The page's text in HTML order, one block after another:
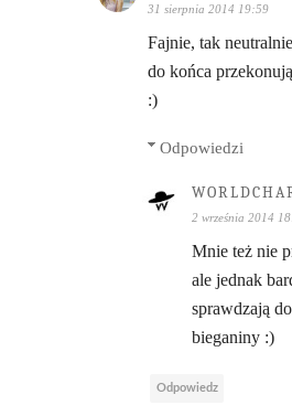
31 sierpnia 2014 19:59
Fajnie, tak
do końca
:)
Odpowiedzi
2 września 2014
Mnie też nie
ale jednak
sprawdzają
bieganiny :)
Odpowiedz